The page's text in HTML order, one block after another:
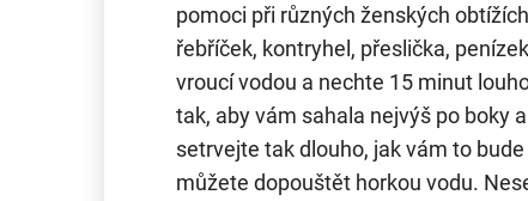
pomoci při různých ženských
řebříček, kontryhel, přeslička,
vroucí vodou a nechte 15 minut
tak, aby vám sahala nejvýš po boky
setrvejte tak dlouho, jak vám to
můžete dopouštět horkou vodu.